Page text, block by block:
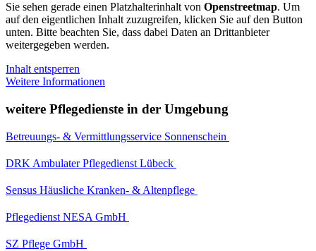
Sie sehen gerade einen Platzhalterinhalt von Openstreetmap. Um
auf den eigentlichen Inhalt zuzugreifen, klicken Sie auf den Button
unten. Bitte beachten Sie, dass dabei Daten an Drittanbieter
weitergegeben werden.
Inhalt entsperren
Weitere Informationen
weitere Pflegedienste in der Umgebung
Betreuungs- & Vermittlungsservice Sonnenschein
DRK Ambulater Pflegedienst Lübeck
Sensus Häusliche Kranken- & Altenpflege
Pflegedienst NESA GmbH
SZ Pflege GmbH